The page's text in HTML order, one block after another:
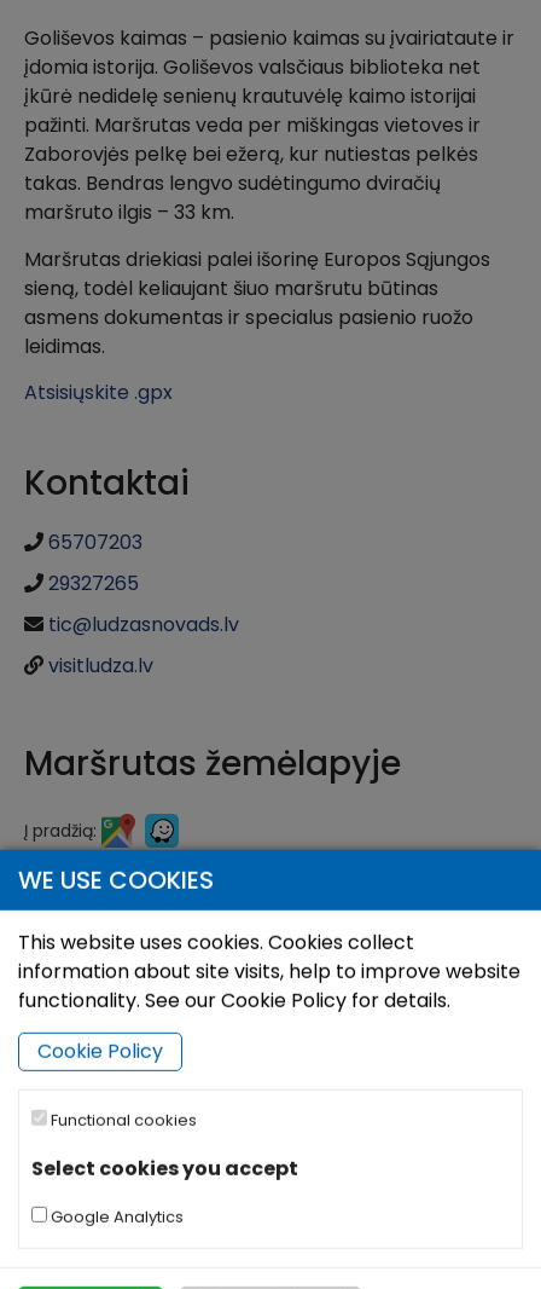
Goliševos kaimas – pasienio kaimas su įvairiataute ir
įdomia istorija. Goliševos valsčiaus biblioteka net
įkūrė nedidelę senienų krautuvėlę kaimo istorijai
pažinti. Maršrutas veda per miškingas vietoves ir
Zaborovjės pelkę bei ežerą, kur nutiestas pelkės
takas. Bendras lengvo sudėtingumo dviračių
maršruto ilgis – 33 km.
Maršrutas driekiasi palei išorinę Europos Sąjungos
sieną, todėl keliaujant šiuo maršrutu būtinas
asmens dokumentas ir specialus pasienio ruožo
leidimas.
Atsisiųskite .gpx
Kontaktai
65707203
29327265
tic@ludzasnovads.lv
visitludza.lv
Maršrutas žemėlapyje
Į pradžią:
Atidaryti maršrutą:
Spindulys: Šalia: Apgyvendinimas(0)
+
−
WE USE COOKIES
This website uses cookies. Cookies collect
information about site visits, help to improve website
functionality. See our Cookie Policy for details.
Cookie Policy
Functional cookies
Select cookies you accept
Google Analytics